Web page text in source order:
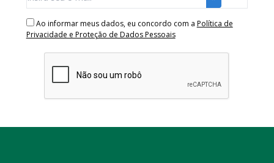
Ao informar meus dados, eu concordo com a Política de
Privacidade e Proteção de Dados Pessoais